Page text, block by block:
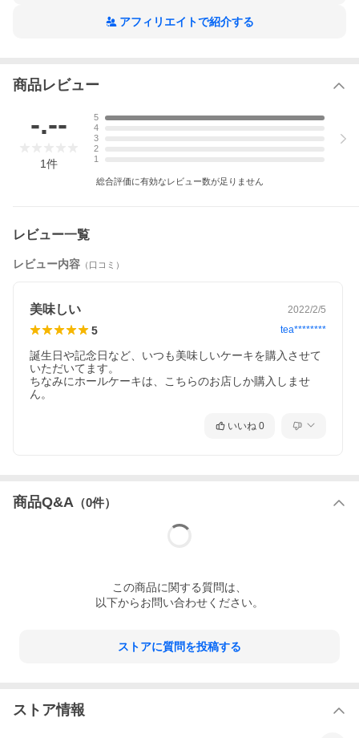
アフィリエイトで紹介する
商品レビュー
-.--
1件
5
4
3
2
1
総合評価に有効なレビュー数が足りません
レビュー一覧
レビュー内容 （口コミ）
美味しい 2022/2/5
5 tea********
誕生日や記念日など、いつも美味しいケーキを購入させて
いただいてます。
ちなみにホールケーキは、こちらのお店しか購入しませ
ん。
いいね 0
商品Q&A （0件）
この商品に関する質問は、
以下からお問い合わせください。
ストアに質問を投稿する
ストア情報